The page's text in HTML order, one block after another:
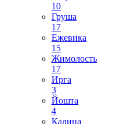
10
Груша
17
Ежевика
15
Жимолость
17
Ирга
3
Йошта
4
Калина